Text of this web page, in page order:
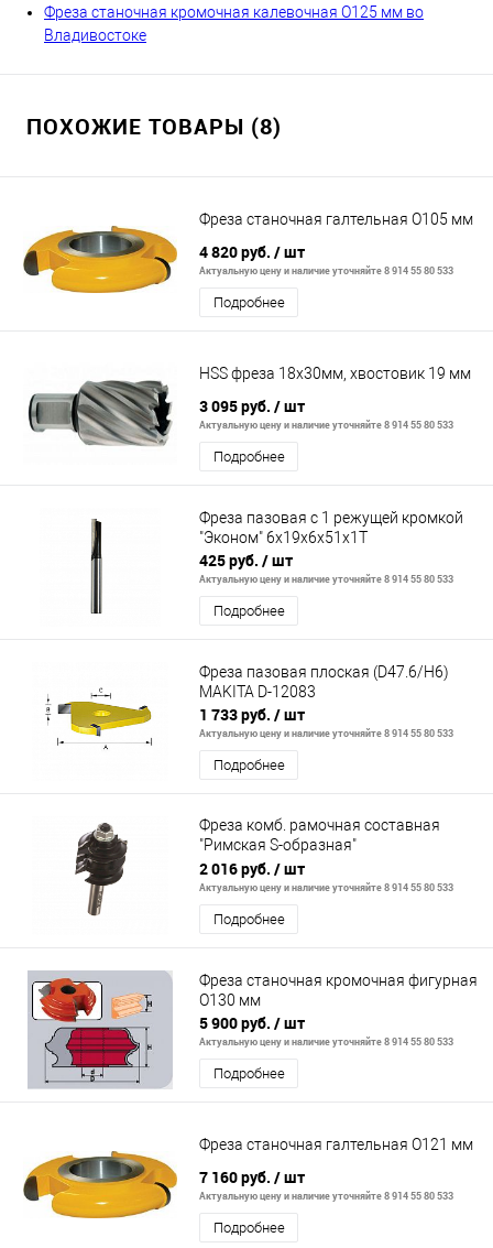
Фреза станочная кромочная калевочная О125 мм во
Владивостоке
ПОХОЖИЕ ТОВАРЫ (8)
Фреза станочная галтельная О105 мм
4 820 руб. / шт
Актуальную цену и наличие уточняйте 8 914 55 80 533
Подробнее
HSS фреза 18x30мм, хвостовик 19 мм
3 095 руб. / шт
Актуальную цену и наличие уточняйте 8 914 55 80 533
Подробнее
Фреза пазовая с 1 режущей кромкой
"Эконом" 6x19x6x51x1T
425 руб. / шт
Актуальную цену и наличие уточняйте 8 914 55 80 533
Подробнее
Фреза пазовая плоская (D47.6/H6)
MAKITA D-12083
1 733 руб. / шт
Актуальную цену и наличие уточняйте 8 914 55 80 533
Подробнее
Фреза комб. рамочная составная
"Римская S-образная"
41х23,8х12х40х2Т
2 016 руб. / шт
Актуальную цену и наличие уточняйте 8 914 55 80 533
Подробнее
Фреза станочная кромочная фигурная
О130 мм
5 900 руб. / шт
Актуальную цену и наличие уточняйте 8 914 55 80 533
Подробнее
Фреза станочная галтельная О121 мм
7 160 руб. / шт
Актуальную цену и наличие уточняйте 8 914 55 80 533
Подробнее